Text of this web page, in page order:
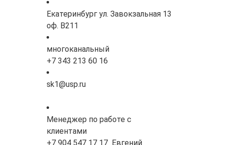
Екатеринбург ул. Завокзальная 13
оф. В211
многоканальный
+7 343 213 60 16
sk1@usp.ru
Менеджер по работе с
клиентами
+7 904 547 17 17 Евгений